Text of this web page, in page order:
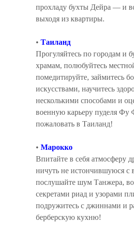
прохладу бухты Дейра — и
выходя из квартиры.
• Таиланд
Прогуляйтесь по городам и
храмам, полюбуйтесь
помедитируйте, займитесь
искусствами, научитесь
несколькими способами и
военную карьеру пуделя Фу
пожаловать в Таиланд!
• Марокко
Впитайте в себя атмосферу
ничуть не истончившуюся с
послушайте шум Танжера,
секретами риад и узорами
подружитесь с джиннами и
берберскую кухню!